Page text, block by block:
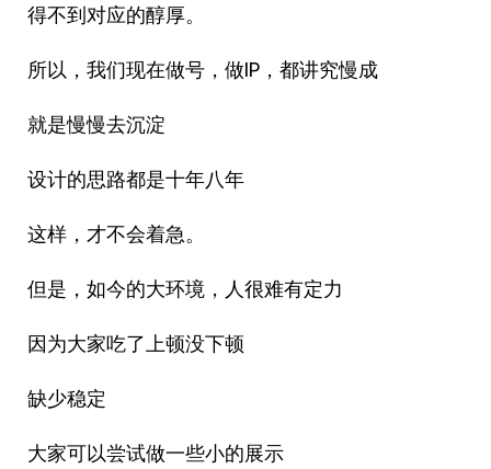
得不到对应的醇厚。
所以，我们现在做号，做IP，都讲究慢成
就是慢慢去沉淀
设计的思路都是十年八年
这样，才不会着急。
但是，如今的大环境，人很难有定力
因为大家吃了上顿没下顿
缺少稳定
大家可以尝试做一些小的展示